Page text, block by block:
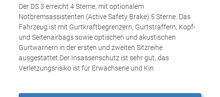
Der DS 3 erreicht 4 Sterne, mit optionalem
Notbremsassistenten (Active Safety Brake) 5 Sterne. Das
Fahrzeug ist mit Gurtkraftbegrenzern, Gurtstraffern, Kopf-
und Seitenairbags sowie optischen und akustischen
Gurtwarnern in der ersten und zweiten Sitzreihe
ausgestattet.Der Insassenschutz ist sehr gut, das
Verletzungsrisiko ist für Erwachsene und Kin